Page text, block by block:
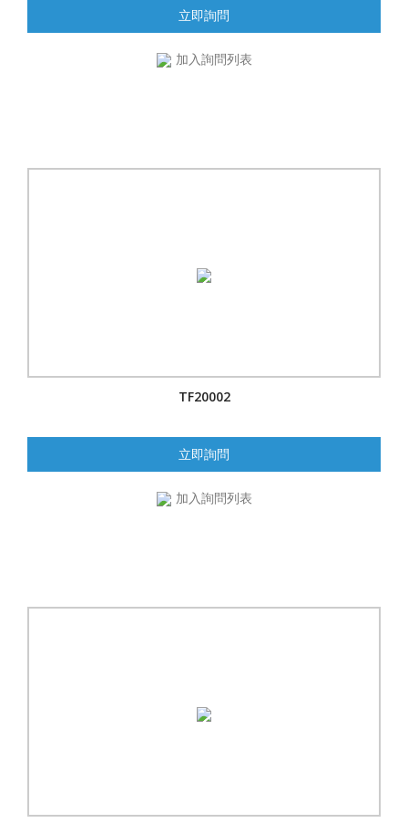
立即詢問
加入詢問列表
TF20002
立即詢問
加入詢問列表